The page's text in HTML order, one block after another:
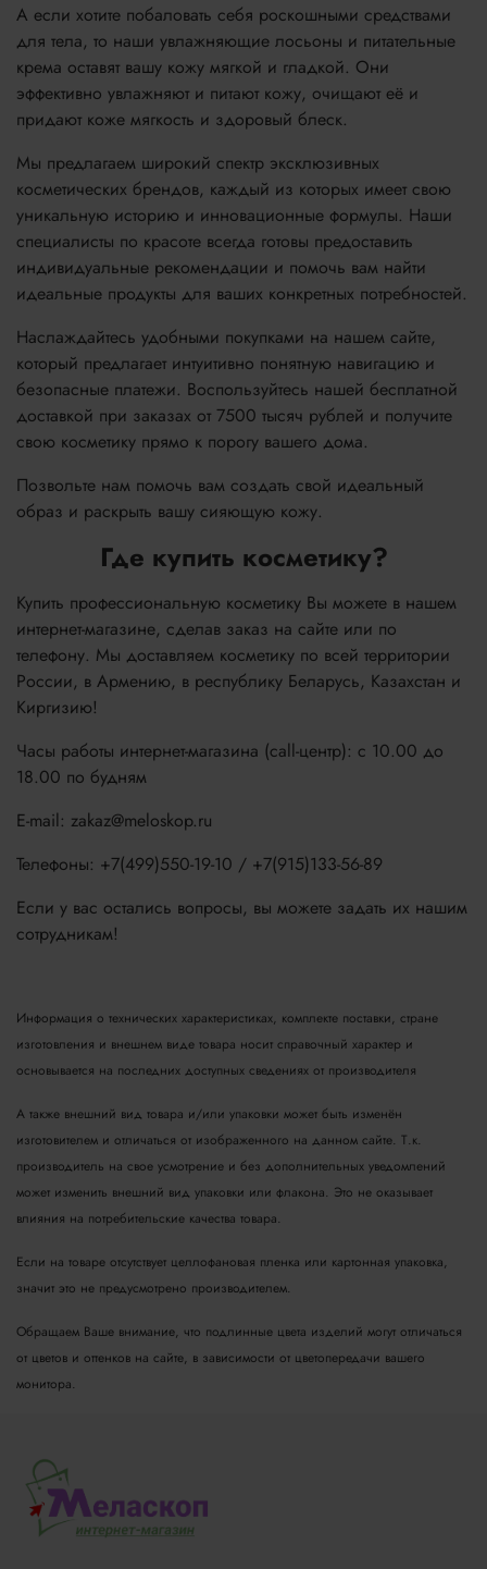
А если хотите побаловать себя роскошными средствами
для тела, то наши увлажняющие лосьоны и питательные
крема оставят вашу кожу мягкой и гладкой. Они
эффективно увлажняют и питают кожу, очищают её и
придают коже мягкость и здоровый блеск.
Мы предлагаем широкий спектр эксклюзивных
косметических брендов, каждый из которых имеет свою
уникальную историю и инновационные формулы. Наши
специалисты по красоте всегда готовы предоставить
индивидуальные рекомендации и помочь вам найти
идеальные продукты для ваших конкретных потребностей.
Наслаждайтесь удобными покупками на нашем сайте,
который предлагает интуитивно понятную навигацию и
безопасные платежи. Воспользуйтесь нашей бесплатной
доставкой при заказах от 7500 тысяч рублей и получите
свою косметику прямо к порогу вашего дома.
Позвольте нам помочь вам создать свой идеальный
образ и раскрыть вашу сияющую кожу.
Где купить косметику?
Купить профессиональную косметику Вы можете в нашем
интернет-магазине, сделав заказ на сайте или по
телефону. Мы доставляем косметику по всей территории
России, в Армению, в республику Беларусь, Казахстан и
Киргизию!
Часы работы интернет-магазина (call-центр): с 10.00 до
18.00 по будням
E-mail: zakaz@meloskop.ru
Телефоны: +7(499)550-19-10 / +7(915)133-56-89
Если у вас остались вопросы, вы можете задать их нашим
сотрудникам!
Информация о технических характеристиках, комплекте поставки, стране
изготовления и внешнем виде товара носит справочный характер и
основывается на последних доступных сведениях от производителя
А также внешний вид товара и/или упаковки может быть изменён
изготовителем и отличаться от изображенного на данном сайте. Т.к.
производитель на свое усмотрение и без дополнительных уведомлений
может изменить внешний вид упаковки или флакона. Это не оказывает
влияния на потребительские качества товара.
Если на товаре отсутствует целлофановая пленка или картонная упаковка,
значит это не предусмотрено производителем.
Обращаем Ваше внимание, что подлинные цвета изделий могут отличаться
от цветов и оттенков на сайте, в зависимости от цветопередачи вашего
монитора.